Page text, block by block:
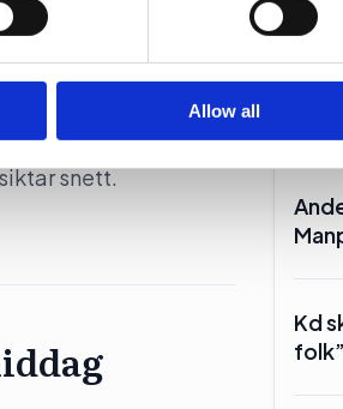
use of their services.
Allow all
snett.
Kd
folk”